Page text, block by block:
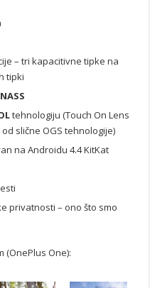
– tri kapacitivne tipke na
tipki
tehnologiju (Touch On Lens
slične OGS tehnologije)
na Androidu 4.4 KitKat
privatnosti – ono što smo
(OnePlus One):